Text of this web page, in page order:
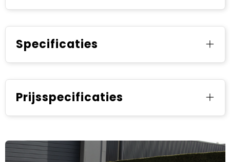
Specificaties
Prijsspecificaties